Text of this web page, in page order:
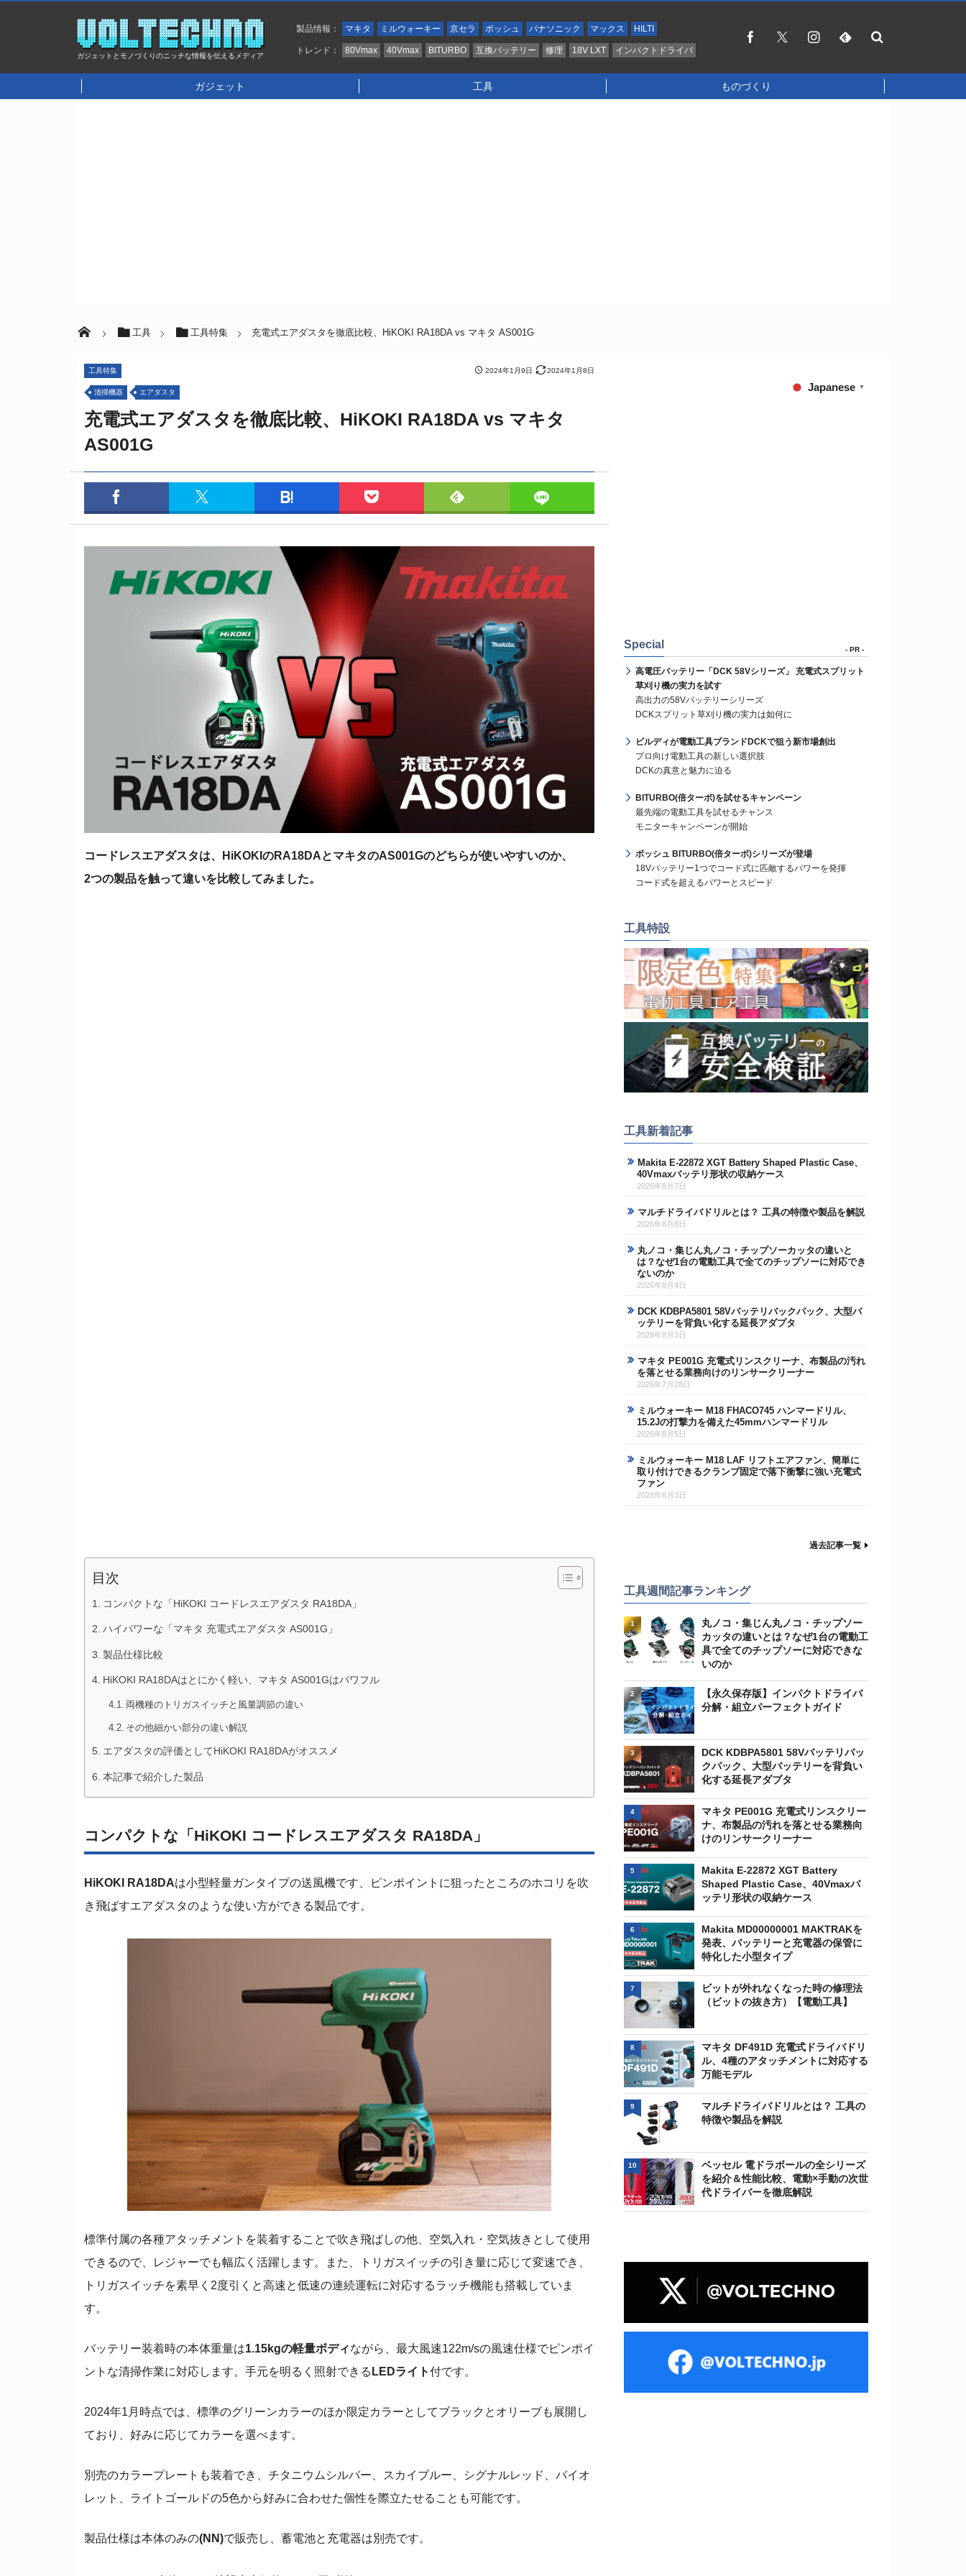
ガジェットとモノづくりのニッチな情報を伝えるメディア
製品情報： マキタ ミルウォーキー 京セラ ボッシュ パナソニック マックス HILTI
トレンド： 80Vmax 40Vmax BITURBO 互換バッテリー 修理 18V LXT インパクトドライバ
ガジェット 工具 ものづくり
工具 工具特集 充電式エアダスタを徹底比較、HiKOKI RA18DA vs マキタ AS001G
2024年1月9日 2024年1月8日
工具特集
清掃機器 エアダスタ
充電式エアダスタを徹底比較、HiKOKI RA18DA vs マキタ
AS001G
コードレスエアダスタは、HiKOKIのRA18DAとマキタのAS001Gのどちらが使いやすいのか、
2つの製品を触って違いを比較してみました。
目次
コンパクトな「HiKOKI コードレスエアダスタ RA18DA」
ハイパワーな「マキタ 充電式エアダスタ AS001G」
製品仕様比較
HiKOKI RA18DAはとにかく軽い、マキタ AS001Gはパワフル
両機種のトリガスイッチと風量調節の違い
その他細かい部分の違い解説
エアダスタの評価としてHiKOKI RA18DAがオススメ
本記事で紹介した製品
コンパクトな「HiKOKI コードレスエアダスタ RA18DA」
HiKOKI RA18DAは小型軽量ガンタイプの送風機です、ピンポイントに狙ったところのホコリを吹
き飛ばすエアダスタのような使い方ができる製品です。
標準付属の各種アタッチメントを装着することで吹き飛ばしの他、空気入れ・空気抜きとして使用
できるので、レジャーでも幅広く活躍します。また、トリガスイッチの引き量に応じて変速でき、
トリガスイッチを素早く2度引くと高速と低速の連続運転に対応するラッチ機能も搭載していま
す。
バッテリー装着時の本体重量は1.15kgの軽量ボディながら、最大風速122m/sの風速仕様でピンポイ
ントな清掃作業に対応します。手元を明るく照射できる LEDライト付です。
2024年1月時点では、標準のグリーンカラーのほか限定カラーとしてブラックとオリーブも展開し
ており、好みに応じてカラーを選べます。
別売のカラープレートも装着でき、チタニウムシルバー、スカイブルー、シグナルレッド、バイオ
レット、ライトゴールドの5色から好みに合わせた個性を際立たせることも可能です。
製品仕様は本体のみの(NN)で販売し、蓄電池と充電器は別売です。
Japanese ▼
Special - PR -
高電圧バッテリー「DCK 58Vシリーズ」 充電式スプリット
草刈り機の実力を試す
高出力の58Vバッテリーシリーズ
DCKスプリット草刈り機の実力は如何に
ビルディが電動工具ブランドDCKで狙う新市場創出
プロ向け電動工具の新しい選択肢
DCKの真意と魅力に迫る
BITURBO(倍ターボ)を試せるキャンペーン
最先端の電動工具を試せるチャンス
モニターキャンペーンが開始
ボッシュ BITURBO(倍ターボ)シリーズが登場
18Vバッテリー1つでコード式に匹敵するパワーを発揮
コード式を超えるパワーとスピード
工具特設
工具新着記事
Makita E-22872 XGT Battery Shaped Plastic Case、
40Vmaxバッテリ形状の収納ケース
2026年8月7日
マルチドライバドリルとは？ 工具の特徴や製品を解説
2026年8月8日
丸ノコ・集じん丸ノコ・チップソーカッタの違いと
は？なぜ1台の電動工具で全てのチップソーに対応でき
ないのか
2026年8月4日
DCK KDBPA5801 58Vバッテリバックパック、大型バ
ッテリーを背負い化する延長アダプタ
2026年8月3日
マキタ PE001G 充電式リンスクリーナ、布製品の汚れ
を落とせる業務向けのリンサークリーナー
2026年7月28日
ミルウォーキー M18 FHACO745 ハンマードリル、
15.2Jの打撃力を備えた45mmハンマードリル
2026年8月5日
ミルウォーキー M18 LAF リフトエアファン、簡単に
取り付けできるクランプ固定で落下衝撃に強い充電式
ファン
2026年8月3日
過去記事一覧
工具週間記事ランキング
丸ノコ・集じん丸ノコ・チップソー
カッタの違いとは？なぜ1台の電動工
具で全てのチップソーに対応できな
いのか
1
【永久保存版】インパクトドライバ
分解・組立パーフェクトガイド
2
DCK KDBPA5801 58Vバッテリバッ
クパック、大型バッテリーを背負い
化する延長アダプタ
3
マキタ PE001G 充電式リンスクリー
ナ、布製品の汚れを落とせる業務向
けのリンサークリーナー
4
Makita E-22872 XGT Battery
Shaped Plastic Case、40Vmaxバ
ッテリ形状の収納ケース
5
Makita MD00000001 MAKTRAKを
発表、バッテリーと充電器の保管に
特化した小型タイプ
6
ビットが外れなくなった時の修理法
（ビットの抜き方）【電動工具】
7
マキタ DF491D 充電式ドライバドリ
ル、4種のアタッチメントに対応する
万能モデル
8
マルチドライバドリルとは？ 工具の
特徴や製品を解説
9
ベッセル 電ドラボールの全シリーズ
を紹介＆性能比較、電動×手動の次世
代ドライバーを徹底解説
10